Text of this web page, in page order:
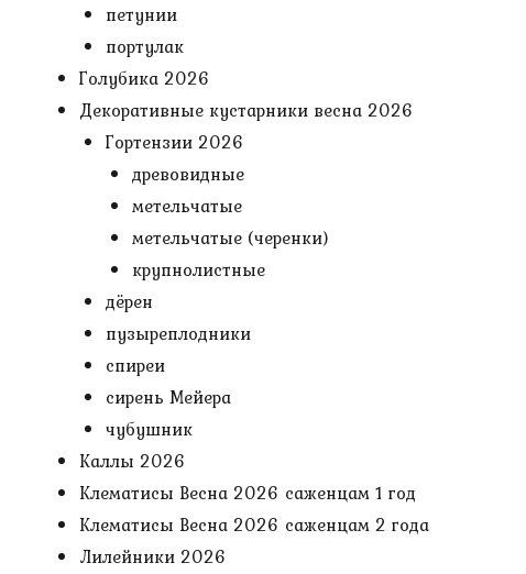
петунии
портулак
Голубика 2026
Декоративные кустарники весна 2026
Гортензии 2026
древовидные
метельчатые
метельчатые (черенки)
крупнолистные
дёрен
пузыреплодники
спиреи
сирень Мейера
чубушник
Каллы 2026
Клематисы Весна 2026 саженцам 1 год
Клематисы Весна 2026 саженцам 2 года
Лилейники 2026